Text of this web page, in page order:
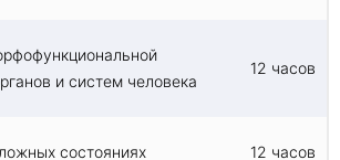
и систем человека
12 часов
состояниях 12 часов